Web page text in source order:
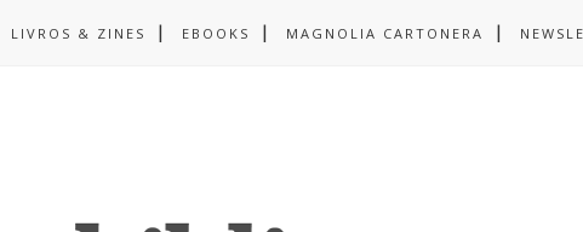
LIVROS & ZINES EBOOKS MAGNOLIA CARTONERA